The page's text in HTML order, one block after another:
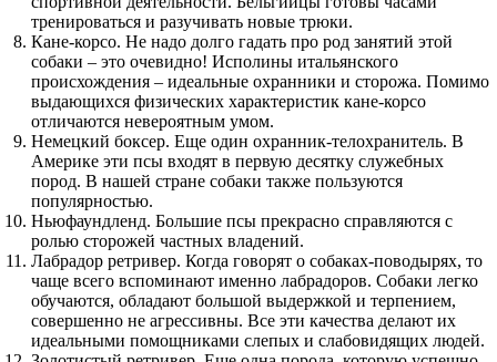
тренироваться и разучивать новые трюки.
Кане-корсо. Не надо долго гадать про род занятий этой
собаки – это очевидно! Исполины итальянского
происхождения – идеальные охранники и сторожа. Помимо
выдающихся физических характеристик кане-корсо
отличаются невероятным умом.
Немецкий боксер. Еще один охранник-телохранитель. В
Америке эти псы входят в первую десятку служебных
пород. В нашей стране собаки также пользуются
популярностью.
Ньюфаундленд. Большие псы прекрасно справляются с
ролью сторожей частных владений.
Лабрадор ретривер. Когда говорят о собаках-поводырях, то
чаще всего вспоминают именно лабрадоров. Собаки легко
обучаются, обладают большой выдержкой и терпением,
совершенно не агрессивны. Все эти качества делают их
идеальными помощниками слепых и слабовидящих людей.